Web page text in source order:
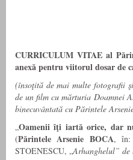
CURRICULUM VITAE al
anexă pentru viitorul dosar de
(însoţită de mai multe fotografii
de un film cu mărturia Doamnei
binecuvântată cu Părintele
„Oamenii îţi iartă orice, dar
(Părintele Arsenie BOCA, în:
STOENESCU, „Arhanghelul”